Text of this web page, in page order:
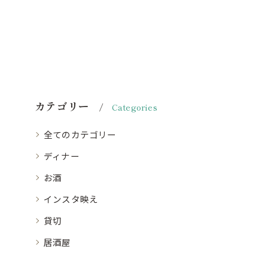
カテゴリー Categories
全てのカテゴリー
ディナー
お酒
インスタ映え
貸切
居酒屋